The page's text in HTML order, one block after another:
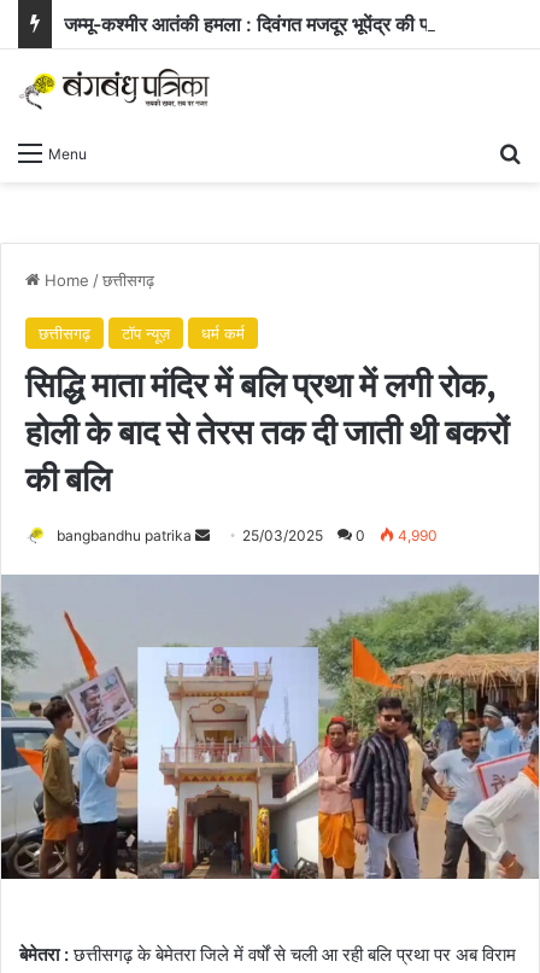
Menu
Home /छत्तीसगढ़
छत्तीसगढ़ टॉप न्यूज़ धर्म कर्म
सिद्धि माता मंदिर में बलि प्रथा में लगी रोक,
होली के बाद से तेरस तक दी जाती थी बकरों
की बलि
bangbandhu patrika
Send 25/03/2025 0 4,990
बेमेतरा :छत्तीसगढ़ के बेमेतरा जिले में वर्षों से चली आ रही बलि प्रथा पर अब विराम